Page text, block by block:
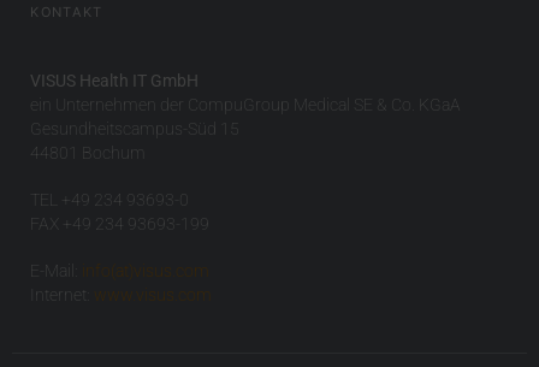
KONTAKT
VISUS Health IT GmbH
ein Unternehmen der CompuGroup Medical SE & Co. KGaA
Gesundheitscampus-Süd 15
44801 Bochum
TEL +49 234 93693-0
FAX +49 234 93693-199
E-Mail:
info(at)visus.com
Internet:
www.visus.com